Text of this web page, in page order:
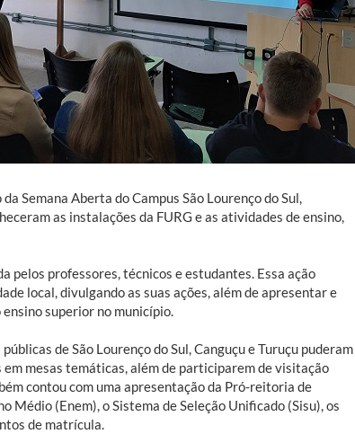
Semana Aberta do Campus São Lourenço do Sul,
as instalações da FURG e as atividades de ensino,
pelos professores, técnicos e estudantes. Essa ação
local, divulgando as suas ações, além de apresentar e
superior no município.
de São Lourenço do Sul, Canguçu e Turuçu puderam
mesas temáticas, além de participarem de visitação
contou com uma apresentação da Pró-reitoria de
Médio (Enem), o Sistema de Seleção Unificado (Sisu), os
de matrícula.